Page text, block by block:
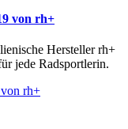
von rh+
Hersteller rh+
jede Radsportlerin.
rh+